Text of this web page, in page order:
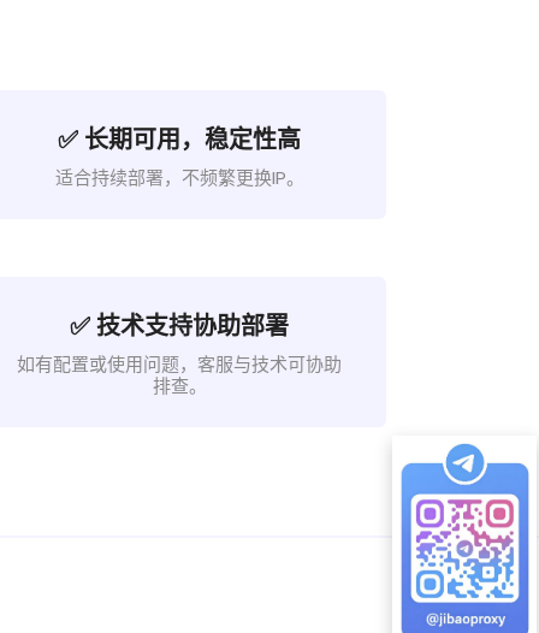
✅ 长期可用，稳定性高
适合持续部署，不频繁更换IP。
✅ 技术支持协助部署
如有配置或使用问题，客服与技术可协助
排查。